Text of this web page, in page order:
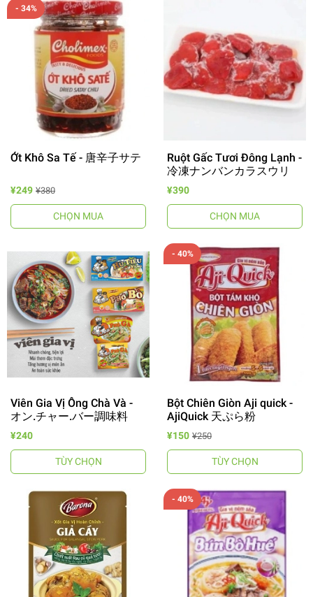
- 34%
Ớt Khô Sa Tế - 唐辛子サテ
¥249 ¥380
CHỌN MUA
Ruột Gấc Tươi Đông Lạnh -
冷凍ナンバンカラスウリ
¥390
CHỌN MUA
Viên Gia Vị Ông Chà Và -
オン.チャー.バー調味料
¥240
TÙY CHỌN
- 40%
Bột Chiên Giòn Aji quick -
AjiQuick 天ぷら粉
¥150 ¥250
TÙY CHỌN
- 40%